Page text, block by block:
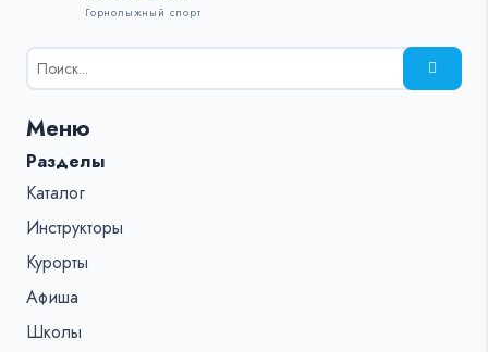
Горнолыжный спорт
Результаты
поиска
%s:
Меню
Разделы
Каталог
Инструкторы
Курорты
Афиша
Школы